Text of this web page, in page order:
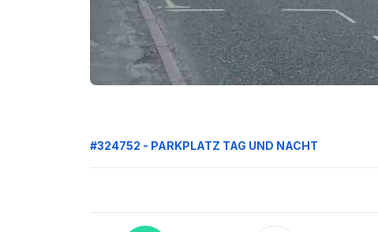
#324752 - PARKPLATZ TAG UND NACHT